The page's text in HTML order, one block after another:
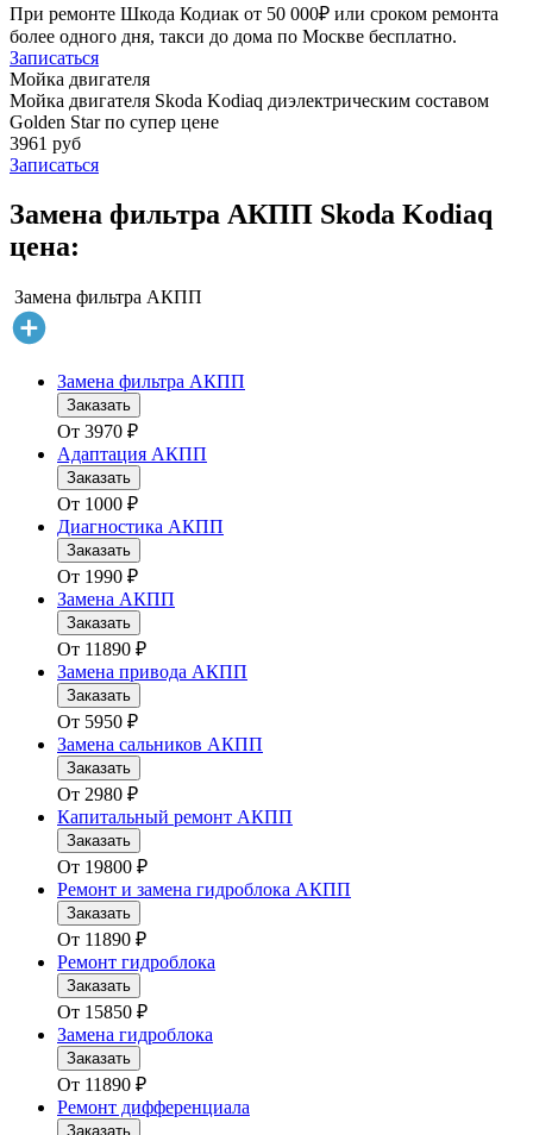
При ремонте Шкода Кодиак от 50 000₽ или сроком ремонта
более одного дня, такси до дома по Москве бесплатно.
Записаться
Мойка двигателя
Мойка двигателя Skoda Kodiaq диэлектрическим составом
Golden Star по супер цене
3961 руб
Записаться
Замена фильтра АКПП Skoda Kodiaq
цена:
Замена фильтра АКПП
Замена фильтра АКПП
Заказать
От 3970 ₽
Адаптация АКПП
Заказать
От 1000 ₽
Диагностика АКПП
Заказать
От 1990 ₽
Замена АКПП
Заказать
От 11890 ₽
Замена привода АКПП
Заказать
От 5950 ₽
Замена сальников АКПП
Заказать
От 2980 ₽
Капитальный ремонт АКПП
Заказать
От 19800 ₽
Ремонт и замена гидроблока АКПП
Заказать
От 11890 ₽
Ремонт гидроблока
Заказать
От 15850 ₽
Замена гидроблока
Заказать
От 11890 ₽
Ремонт дифференциала
Заказать